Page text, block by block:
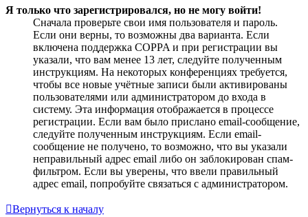
Я только что зарегистрировался, но не могу войти!
Сначала проверьте свои имя пользователя и пароль.
Если они верны, то возможны два варианта. Если
включена поддержка COPPA и при регистрации вы
указали, что вам менее 13 лет, следуйте полученным
инструкциям. На некоторых конференциях требуется,
чтобы все новые учётные записи были активированы
пользователями или администратором до входа в
систему. Эта информация отображается в процессе
регистрации. Если вам было прислано email-сообщение,
следуйте полученным инструкциям. Если email-
сообщение не получено, то возможно, что вы указали
неправильный адрес email либо он заблокирован спам-
фильтром. Если вы уверены, что ввели правильный
адрес email, попробуйте связаться с администратором.
Вернуться к началу